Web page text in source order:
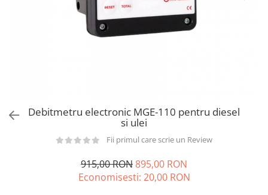
Rezervoare stationare supraterane
Debitmetru electronic MGE-110 pentru diesel
si ulei
Fii primul care scrie un Review
915,00 RON895,00 RON
Economisesti: 20,00 RON